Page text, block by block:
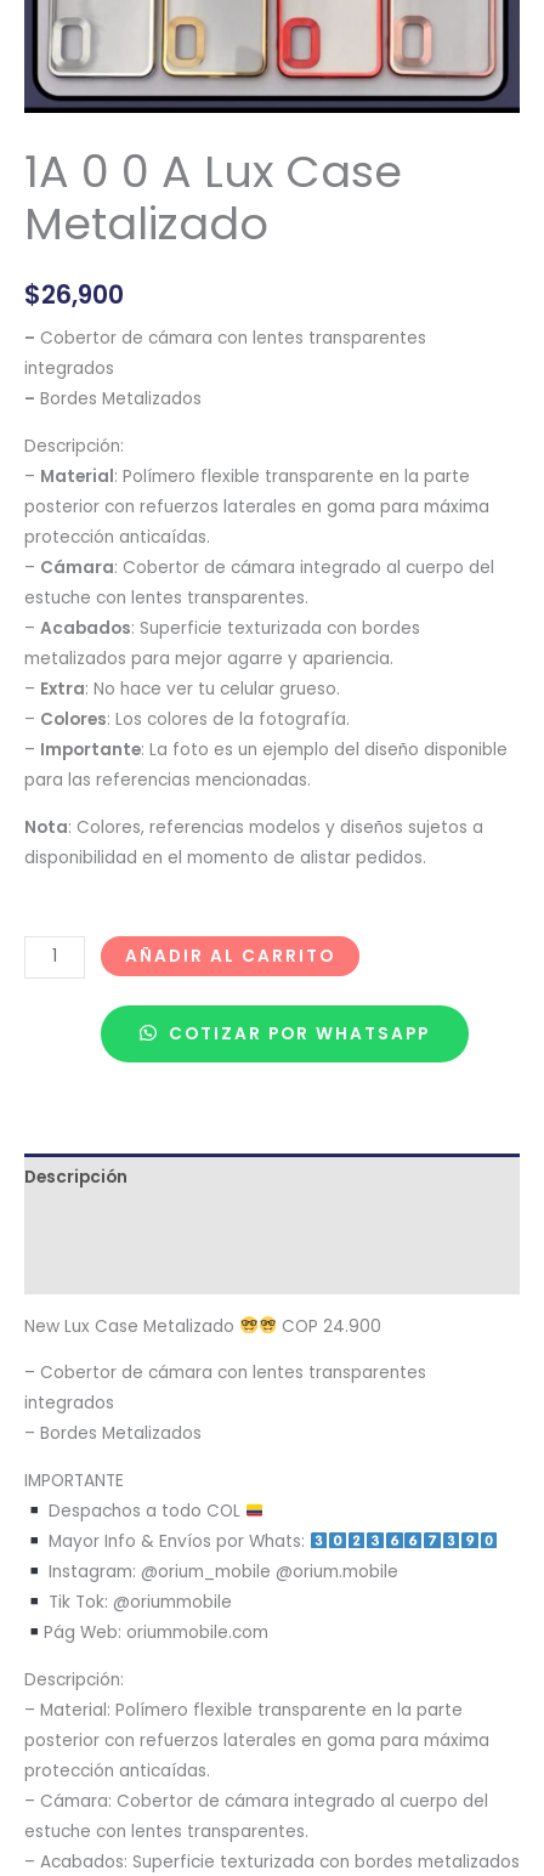
1A 0 0 A Lux Case
Metalizado
$26,900
– Cobertor de cámara con lentes transparentes
integrados
– Bordes Metalizados
Descripción:
– Material: Polímero flexible transparente en la parte
posterior con refuerzos laterales en goma para máxima
protección anticaídas.
– Cámara: Cobertor de cámara integrado al cuerpo del
estuche con lentes transparentes.
– Acabados: Superficie texturizada con bordes
metalizados para mejor agarre y apariencia.
– Extra: No hace ver tu celular grueso.
– Colores: Los colores de la fotografía.
– Importante: La foto es un ejemplo del diseño disponible
para las referencias mencionadas.
Nota: Colores, referencias modelos y diseños sujetos a
disponibilidad en el momento de alistar pedidos.
AÑADIR AL CARRITO
COTIZAR POR WHATSAPP
Descripción
New Lux Case Metalizado COP 24.900
– Cobertor de cámara con lentes transparentes
integrados
– Bordes Metalizados
IMPORTANTE
Despachos a todo COL
Mayor Info & Envíos por Whats:
Instagram: @orium_mobile @orium.mobile
Tik Tok: @oriummobile
Pág Web: oriummobile.com
Descripción:
– Material: Polímero flexible transparente en la parte
posterior con refuerzos laterales en goma para máxima
protección anticaídas.
– Cámara: Cobertor de cámara integrado al cuerpo del
estuche con lentes transparentes.
– Acabados: Superficie texturizada con bordes metalizados